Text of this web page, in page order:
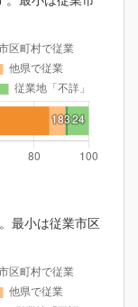
最小は従業市区